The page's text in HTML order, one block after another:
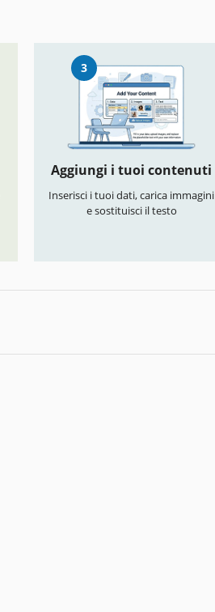
3
Aggiungi i tuoi contenuti
Inserisci i tuoi dati, carica immagini
e sostituisci il testo